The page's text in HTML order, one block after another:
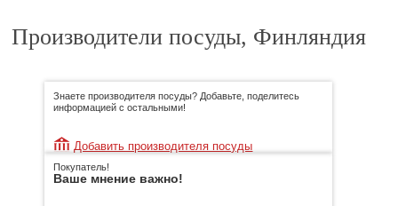
Производители посуды, Финляндия
Знаете производителя посуды? Добавьте, поделитесь
информацией с остальными!
Добавить производителя посуды
Покупатель!
Ваше мнение важно!